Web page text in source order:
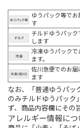
ゆうパック等でお
す
チルドゆうパック
します
冷凍ゆうパックで
ます。
佐川急便でのお届
ます
なお、「普通ゆうパッ
のみチルドゆうパック
ず、商品内容欄にその
アレルギー情報につ